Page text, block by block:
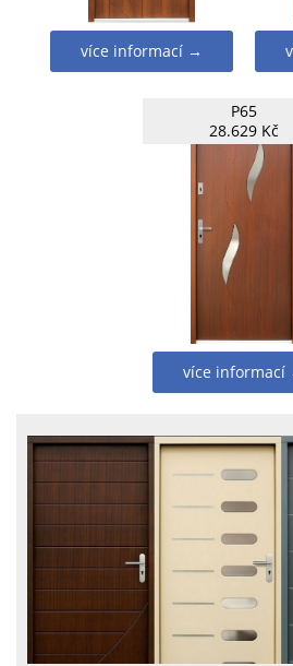
více informací →
P65
28.629 Kč
více informací